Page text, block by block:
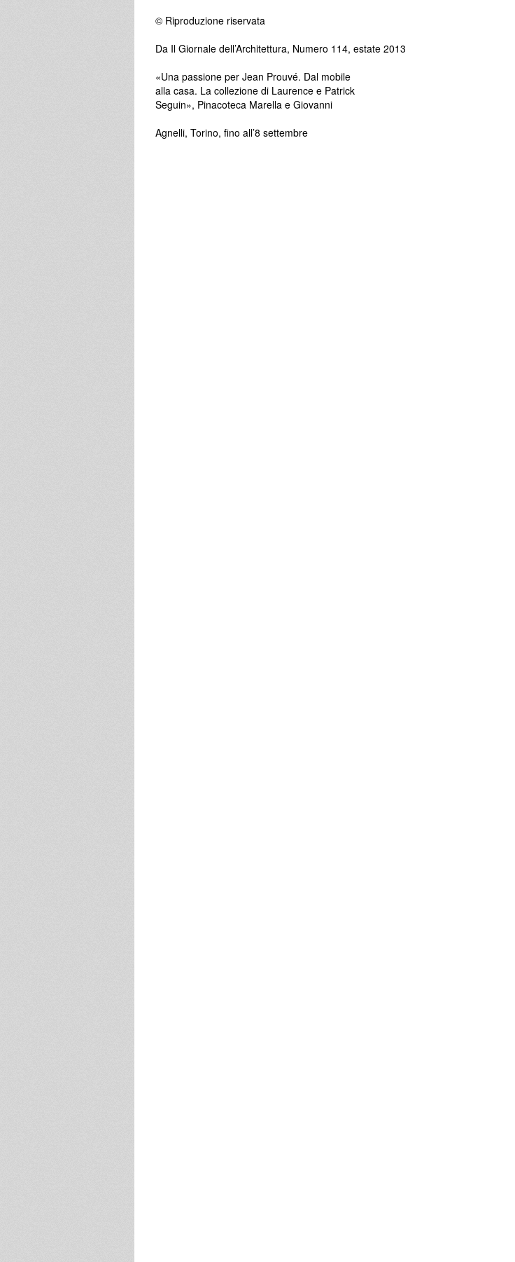
© Riproduzione riservata
Da Il Giornale dell’Architettura, Numero 114, estate 2013
«Una passione per Jean Prouvé. Dal mobile
alla casa. La collezione di Laurence e Patrick
Seguin», Pinacoteca Marella e Giovanni
Agnelli, Torino, fino all’8 settembre